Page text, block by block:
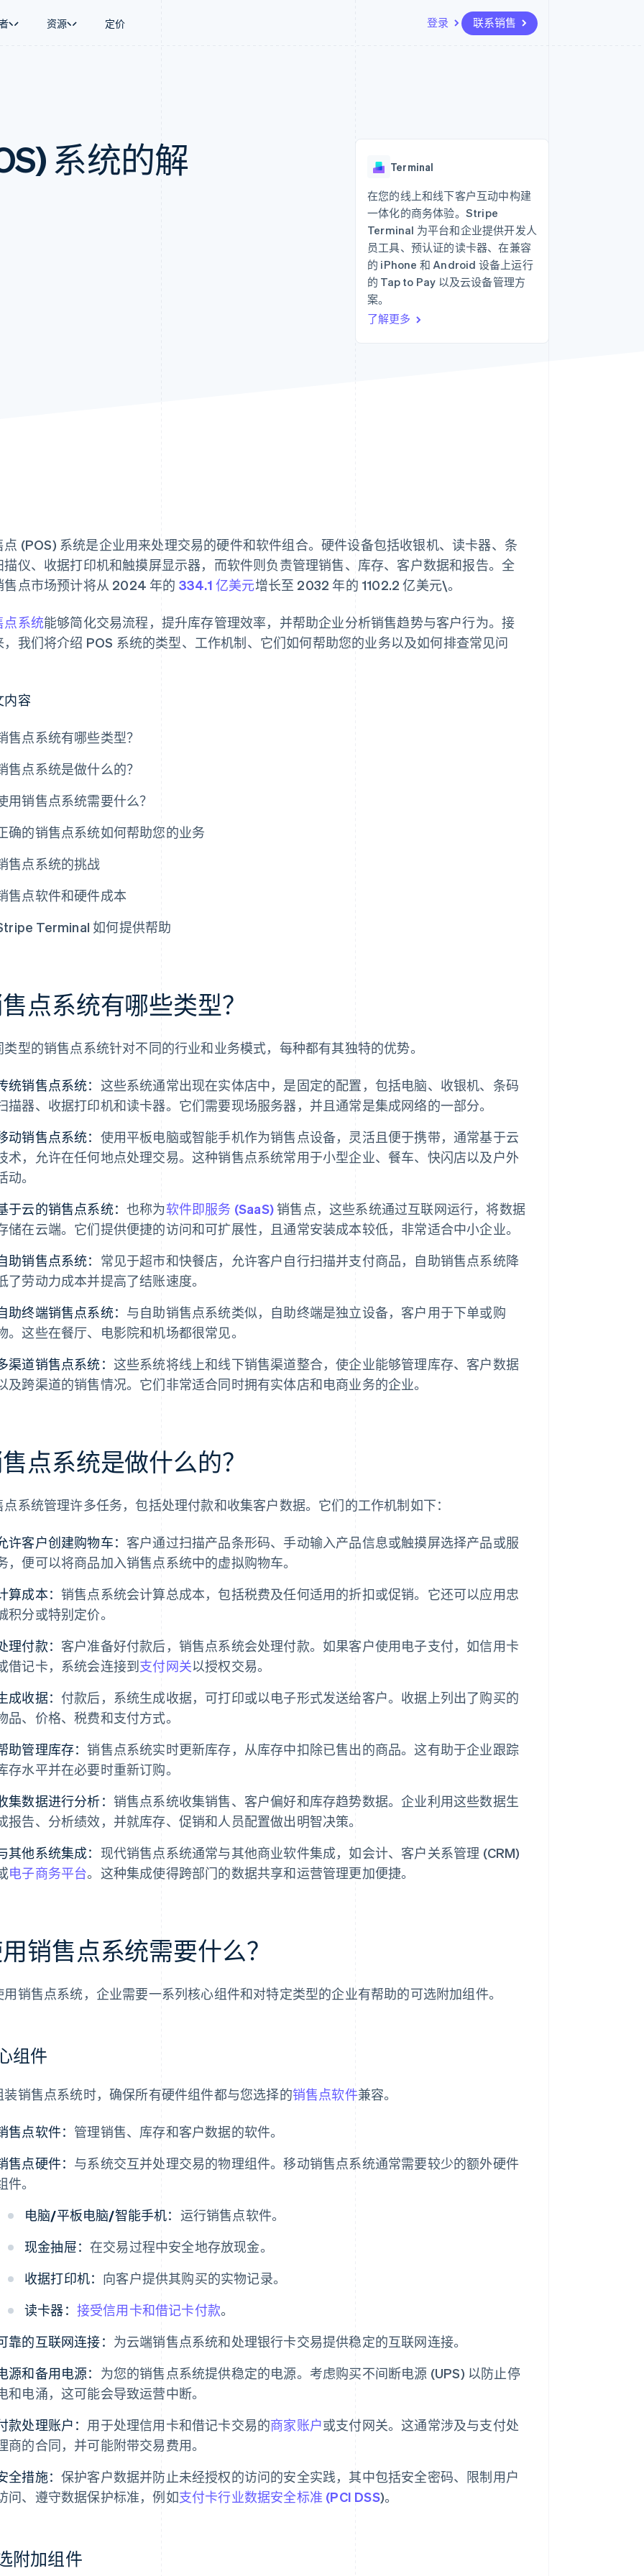
资源 定价 登录 联系销售
Radar
初创企业注册
Climate
碳移除
了解 Stripe 如何为 AI 构
酒店、旅游与休闲
保险
媒体与娱乐
管理订阅
提供按用量计费
发行稳定币支持的支付卡
API 状态
资讯中心
Stripe Press
系统的解 Terminal
在您的线上和线下客户互动中构建
一体化的商务体验。Stripe
Terminal 为平台和企业提供开发人
员工具、预认证的读卡器、在兼容
的 iPhone 和 Android 设备上运行
的 Tap to Pay 以及云设备管理方
案。
了解更多
点 (POS) 系统是企业用来处理交易的硬件和软件组合。硬件设备包括收银机、读卡器、条
描仪、收据打印机和触摸屏显示器，而软件则负责管理销售、库存、客户数据和报告。全
售点市场预计将从 2024 年的 334.1 亿美元增长至 2032 年的 1102.2 亿美元\。
点系统能够简化交易流程，提升库存管理效率，并帮助企业分析销售趋势与客户行为。接
，我们将介绍 POS 系统的类型、工作机制、它们如何帮助您的业务以及如何排查常见问
内容
售点系统有哪些类型？
售点系统是做什么的？
用销售点系统需要什么？
确的销售点系统如何帮助您的业务
售点系统的挑战
售点软件和硬件成本
Terminal 如何提供帮助
点系统有哪些类型？
类型的销售点系统针对不同的行业和业务模式，每种都有其独特的优势。
统销售点系统： 这些系统通常出现在实体店中，是固定的配置，包括电脑、收银机、条码
描器、收据打印机和读卡器。它们需要现场服务器，并且通常是集成网络的一部分。
动销售点系统： 使用平板电脑或智能手机作为销售点设备，灵活且便于携带，通常基于云
术，允许在任何地点处理交易。这种销售点系统常用于小型企业、餐车、快闪店以及户外
动。
于云的销售点系统： 也称为软件即服务 (SaaS) 销售点，这些系统通过互联网运行，将数据
储在云端。它们提供便捷的访问和可扩展性，且通常安装成本较低，非常适合中小企业。
助销售点系统： 常见于超市和快餐店，允许客户自行扫描并支付商品，自助销售点系统降
了劳动力成本并提高了结账速度。
助终端销售点系统： 与自助销售点系统类似，自助终端是独立设备，客户用于下单或购
。这些在餐厅、电影院和机场都很常见。
渠道销售点系统： 这些系统将线上和线下销售渠道整合，使企业能够管理库存、客户数据
及跨渠道的销售情况。它们非常适合同时拥有实体店和电商业务的企业。
点系统是做什么的？
点系统管理许多任务，包括处理付款和收集客户数据。它们的工作机制如下：
许客户创建购物车： 客户通过扫描产品条形码、手动输入产品信息或触摸屏选择产品或服
，便可以将商品加入销售点系统中的虚拟购物车。
算成本： 销售点系统会计算总成本，包括税费及任何适用的折扣或促销。它还可以应用忠
积分或特别定价。
理付款： 客户准备好付款后，销售点系统会处理付款。如果客户使用电子支付，如信用卡
借记卡，系统会连接到支付网关以授权交易。
成收据： 付款后，系统生成收据，可打印或以电子形式发送给客户。收据上列出了购买的
品、价格、税费和支付方式。
助管理库存： 销售点系统实时更新库存，从库存中扣除已售出的商品。这有助于企业跟踪
存水平并在必要时重新订购。
集数据进行分析： 销售点系统收集销售、客户偏好和库存趋势数据。企业利用这些数据生
报告、分析绩效，并就库存、促销和人员配置做出明智决策。
其他系统集成： 现代销售点系统通常与其他商业软件集成，如会计、客户关系管理 (CRM)
电子商务平台。这种集成使得跨部门的数据共享和运营管理更加便捷。
销售点系统需要什么？
用销售点系统，企业需要一系列核心组件和对特定类型的企业有帮助的可选附加组件。
组件
装销售点系统时，确保所有硬件组件都与您选择的销售点软件兼容。
售点软件： 管理销售、库存和客户数据的软件。
售点硬件： 与系统交互并处理交易的物理组件。移动销售点系统通常需要较少的额外硬件
件。
电脑/平板电脑/智能手机： 运行销售点软件。
现金抽屉： 在交易过程中安全地存放现金。
收据打印机： 向客户提供其购买的实物记录。
读卡器： 接受信用卡和借记卡付款。
靠的互联网连接： 为云端销售点系统和处理银行卡交易提供稳定的互联网连接。
源和备用电源： 为您的销售点系统提供稳定的电源。考虑购买不间断电源 (UPS) 以防止停
和电涌，这可能会导致运营中断。
款处理账户： 用于处理信用卡和借记卡交易的商家账户或支付网关。这通常涉及与支付处
商的合同，并可能附带交易费用。
全措施： 保护客户数据并防止未经授权的访问的安全实践，其中包括安全密码、限制用户
问、遵守数据保护标准，例如支付卡行业数据安全标准 (PCI DSS)。
附加组件